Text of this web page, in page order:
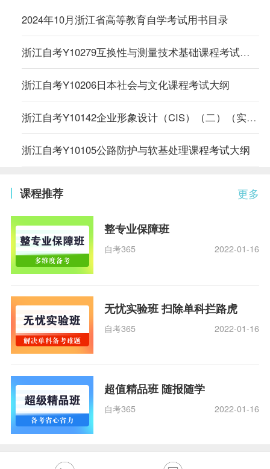
2024年10月浙江省高等教育自学考试用书目录
浙江自考Y10279互换性与测量技术基础课程考试大纲
浙江自考Y10206日本社会与文化课程考试大纲
浙江自考Y10142企业形象设计（CIS）（二）（实践）课程考试大纲
浙江自考Y10105公路防护与软基处理课程考试大纲
更多
课程推荐
整专业保障班
自考365 2022-01-16
无忧实验班 扫除单科拦路虎
自考365 2022-01-16
超值精品班 随报随学
自考365 2022-01-16